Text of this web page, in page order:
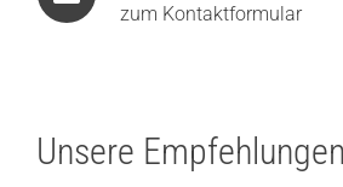
zum Kontaktformular
Unsere